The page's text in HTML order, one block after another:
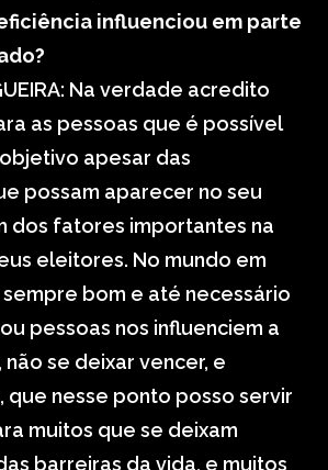
influenciou em parte
Na verdade acredito
as pessoas que é possível
apesar das
possam aparecer no seu
dos fatores importantes na
eleitores. No mundo em
bom e até necessário
pessoas nos influenciem a
não se deixar vencer, e
que nesse ponto posso servir
muitos que se deixam
barreiras da vida, e muitos